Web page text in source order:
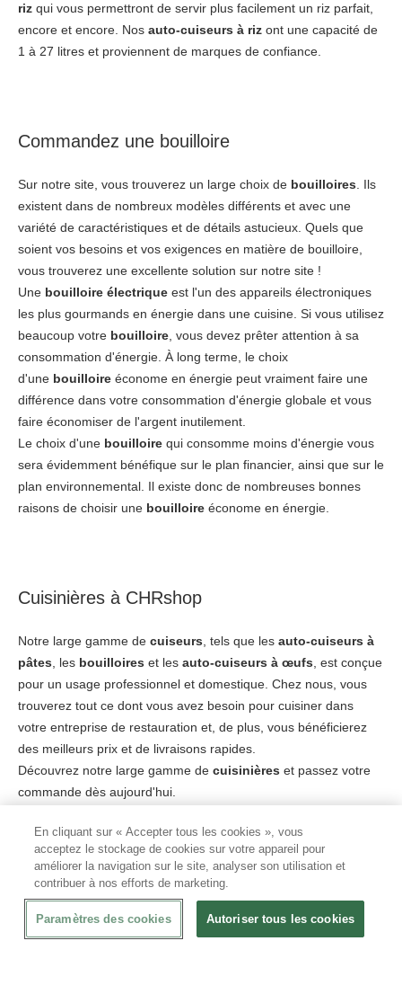
riz qui vous permettront de servir plus facilement un riz parfait,
encore et encore. Nos auto-cuiseurs à riz ont une capacité de
1 à 27 litres et proviennent de marques de confiance.
Commandez une bouilloire
Sur notre site, vous trouverez un large choix de bouilloires. Ils
existent dans de nombreux modèles différents et avec une
variété de caractéristiques et de détails astucieux. Quels que
soient vos besoins et vos exigences en matière de bouilloire,
vous trouverez une excellente solution sur notre site !
Une bouilloire électrique est l'un des appareils électroniques
les plus gourmands en énergie dans une cuisine. Si vous utilisez
beaucoup votre bouilloire, vous devez prêter attention à sa
consommation d'énergie. À long terme, le choix
d'une bouilloire économe en énergie peut vraiment faire une
différence dans votre consommation d'énergie globale et vous
faire économiser de l'argent inutilement.
Le choix d'une bouilloire qui consomme moins d'énergie vous
sera évidemment bénéfique sur le plan financier, ainsi que sur le
plan environnemental. Il existe donc de nombreuses bonnes
raisons de choisir une bouilloire économe en énergie.
Cuisinières à CHRshop
Notre large gamme de cuiseurs, tels que les auto-cuiseurs à
pâtes, les bouilloires et les auto-cuiseurs à œufs, est conçue
pour un usage professionnel et domestique. Chez nous, vous
trouverez tout ce dont vous avez besoin pour cuisiner dans
votre entreprise de restauration et, de plus, vous bénéficierez
des meilleurs prix et de livraisons rapides.
Découvrez notre large gamme de cuisinières et passez votre
commande dès aujourd'hui.
De quelauto-cuiseuret de quels accessoires
avez-vous besoin ?
En cliquant sur « Accepter tous les cookies », vous
acceptez le stockage de cookies sur votre appareil pour
améliorer la navigation sur le site, analyser son utilisation et
contribuer à nos efforts de marketing.
Paramètres des cookies Autoriser tous les cookies